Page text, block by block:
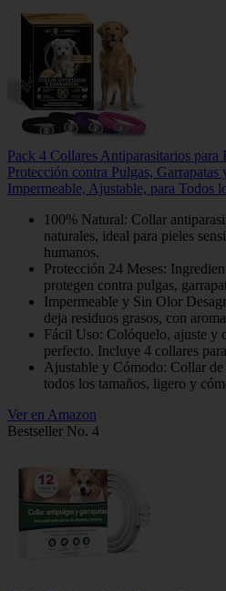
Pack 4 Collares Antiparasitarios para
Protección contra Pulgas,
Impermeable, Ajustable, para Todos
100% Natural: Collar
naturales, ideal para pieles
humanos.
Protección 24 Meses:
protegen contra pulgas,
Impermeable y Sin Olor
deja residuos grasos, con
Fácil Uso: Colóquelo, ajuste y
perfecto. Incluye 4 collares
Ajustable y Cómodo: Collar
todos los tamaños, ligero y
Ver en Amazon
Bestseller No. 4